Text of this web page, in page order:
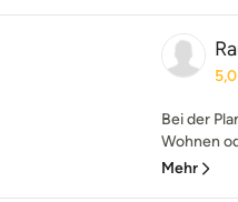
5,0
Bei der
Wohnen
Mehr